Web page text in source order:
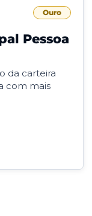
Ouro
Pessoa
da carteira
com mais